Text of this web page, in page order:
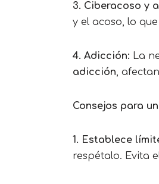
3. Ciberacoso y
y el acoso, lo
4. Adicción: La
adicción,
Consejos para
1. Establece
respétalo. Evita